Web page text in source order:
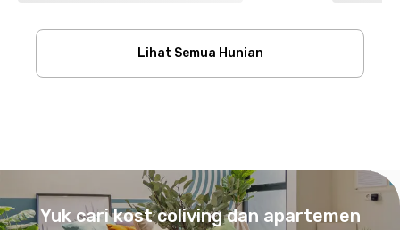
Lihat Semua Hunian
Yuk cari kost coliving dan apartemen